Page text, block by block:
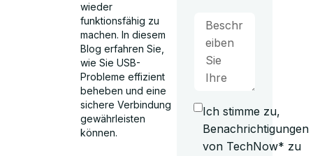
wieder
funktionsfähig zu
machen. In diesem
Blog erfahren Sie,
wie Sie USB-
Probleme effizient
beheben und eine
sichere Verbindung
gewährleisten
können.
Ich stimme zu,
Benachrichtigungen
von TechNow* zu